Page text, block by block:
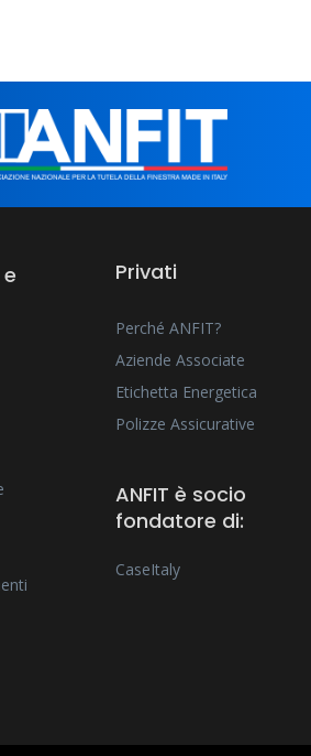
Privati
Perché ANFIT?
Aziende Associate
Etichetta Energetica
Polizze Assicurative
ANFIT è socio
fondatore di:
CaseItaly